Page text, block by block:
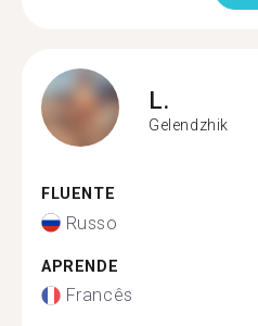
L.
Gelendzhik
FLUENTE
Russo
APRENDE
Francês